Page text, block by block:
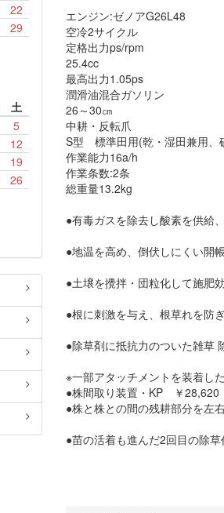
エンジン:ゼノアG26L48
空冷2サイクル
定格出力ps/rpm
25.4cc
最高出力1.05ps
潤滑油混合ガソリン
26～30㎝
中耕・反転爪
S型 標準田用(乾・湿田兼用、
作業能力16a/h
作業条数:2条
総重量13.2kg
●有毒ガスを除去し酸素を供給
●地温を高め、倒伏しにくい開
●土壌を攪拌・団粒化して施肥
●根に刺激を与え、根草れを防
●除草剤に抵抗力のついた雑草
※一部アタッチメントを装着し
●株間取り装置・KP ￥28,620
●株と株との間の残耕部分を
●苗の活着も進んだ2回目の除草
22
29
土
5
12
19
26